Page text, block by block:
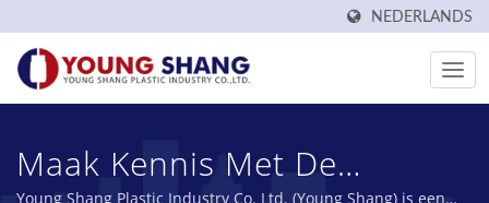
NEDERLANDS
Maak Kennis Met De
Young Shang Plastic Industry Co. Ltd. (Young Shang) is een